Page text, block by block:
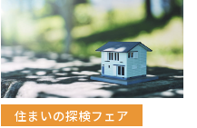
住まいの探検フェア